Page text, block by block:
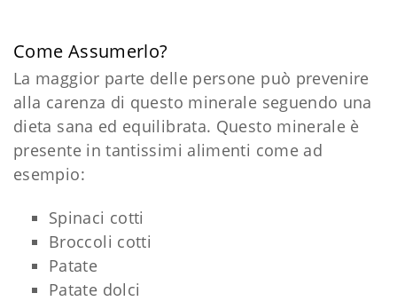
Come Assumerlo?
La maggior parte delle persone può prevenire
alla carenza di questo minerale seguendo una
dieta sana ed equilibrata. Questo minerale è
presente in tantissimi alimenti come ad
esempio:
Spinaci cotti
Broccoli cotti
Patate
Patate dolci